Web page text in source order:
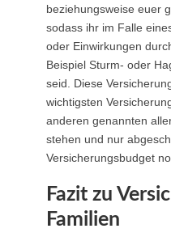
beziehungsweise euer
sodass ihr im Falle
oder Einwirkungen
Beispiel Sturm- oder
seid. Diese
wichtigsten
anderen genannten
stehen und nur
Versicherungsbudget
Fazit zu
Familien